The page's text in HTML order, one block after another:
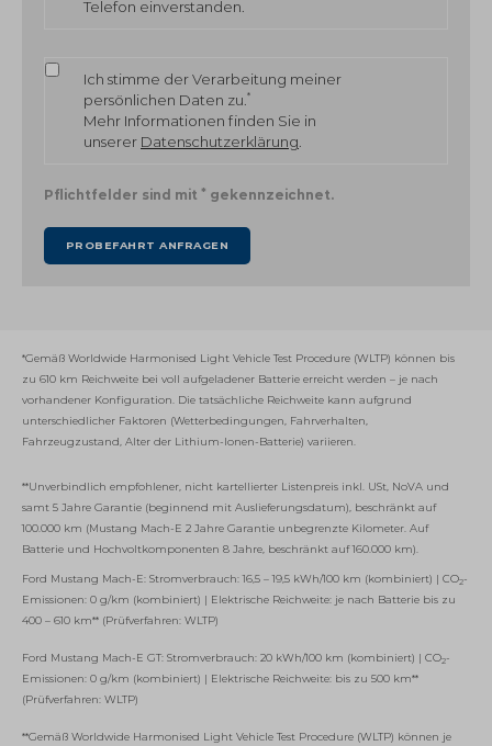
Telefon einverstanden.
Ich stimme der Verarbeitung meiner
persönlichen Daten zu. *
Mehr Informationen finden Sie in
unserer Datenschutzerklärung
Pflichtfelder sind mit * gekennzeichnet.
*Gemäß Worldwide Harmonised Light Vehicle Test Procedure (WLTP) können bis
zu 610 km Reichweite bei voll aufgeladener Batterie erreicht werden – je nach
vorhandener Konfiguration. Die tatsächliche Reichweite kann aufgrund
unterschiedlicher Faktoren (Wetterbedingungen, Fahrverhalten,
Fahrzeugzustand, Alter der Lithium-Ionen-Batterie) variieren.
**Unverbindlich empfohlener, nicht kartellierter Listenpreis inkl. USt, NoVA und
samt 5 Jahre Garantie (beginnend mit Auslieferungsdatum), beschränkt auf
100.000 km (Mustang Mach-E 2 Jahre Garantie unbegrenzte Kilometer. Auf
Batterie und Hochvoltkomponenten 8 Jahre, beschränkt auf 160.000 km).
Ford Mustang Mach-E: Stromverbrauch: 16,5 – 19,5 kWh/100 km (kombiniert) | CO2-
Emissionen: 0 g/km (kombiniert) | Elektrische Reichweite: je nach Batterie bis zu
400 – 610 km** (Prüfverfahren: WLTP)
Ford Mustang Mach-E GT: Stromverbrauch: 20 kWh/100 km (kombiniert) | CO2-
Emissionen: 0 g/km (kombiniert) | Elektrische Reichweite: bis zu 500 km**
(Prüfverfahren: WLTP)
**Gemäß Worldwide Harmonised Light Vehicle Test Procedure (WLTP) können je